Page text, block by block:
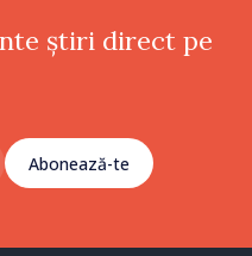
știri direct pe
Abonează-te